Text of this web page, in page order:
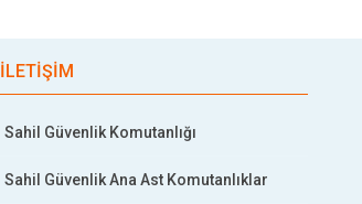
İLETİŞİM
Sahil Güvenlik Komutanlığı
Sahil Güvenlik Ana Ast Komutanlıklar